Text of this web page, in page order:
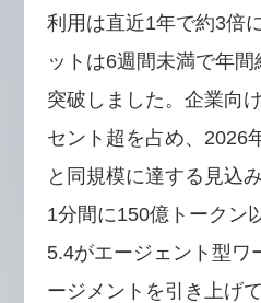
利用は直近1年で約3倍
ットは6週間未満で年
突破しました。企業向
セント超を占め、2026
と同規模に達する見込
1分間に150億トークン
5.4がエージェント型ワ
ージメントを引き上げ